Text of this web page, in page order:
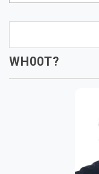
WH00T?